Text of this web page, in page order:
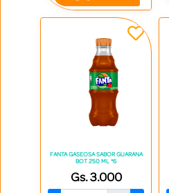
FANTA GASEOSA SABOR GUARANA
BOT 250 ML *6
Gs. 3.000